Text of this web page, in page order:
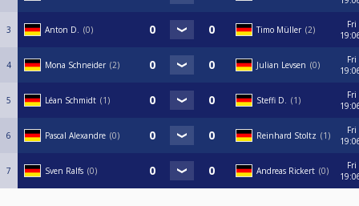
3 Anton D. 0 Timo Müller 2
Fri
4 Mona Schneider 2 Julian Levsen 0
Fri
5 Léan Schmidt 1 Steffi D. 1
Fri
6 Pascal Alexandre 0 Reinhard Stoltz 1
Fri
7 Sven Ralfs 0 Andreas Rickert 0
Fri